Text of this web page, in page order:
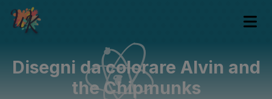
Disegni da colorare Alvin and
the Chipmunks